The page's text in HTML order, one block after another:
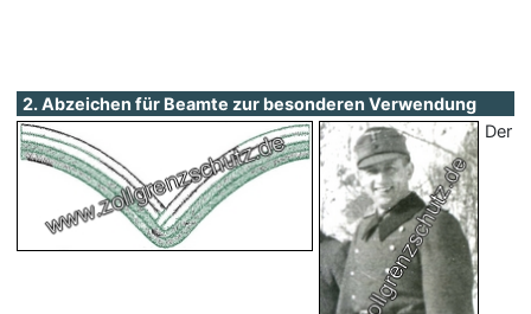
2. Abzeichen für Beamte zur besonderen Verwendung
Der